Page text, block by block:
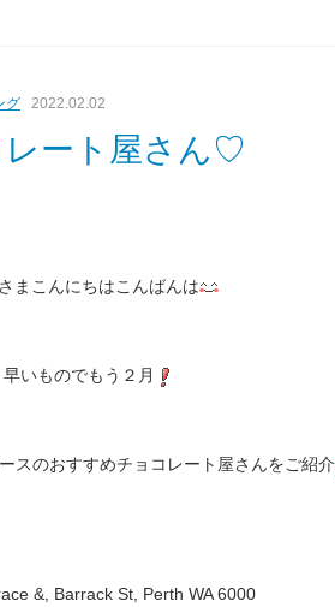
グ 2022.02.02
レート屋さん♡
まこんにちはこんばんは
早いものでもう２月
スのおすすめチョコレート屋さんをご紹介
&, Barrack St, Perth WA 6000